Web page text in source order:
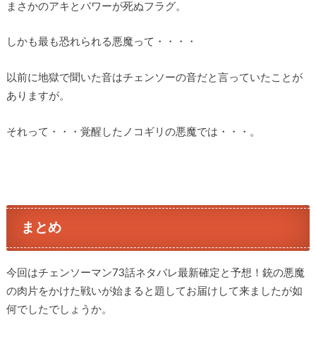
まさかのアキとパワーが死ぬフラグ。
しかも最も恐れられる悪魔って・・・・
以前に地獄で聞いた音はチェンソーの音だと言っていたことが
ありますが。
それって・・・覚醒したノコギリの悪魔では・・・。
まとめ
今回はチェンソーマン73話ネタバレ最新確定と予想！銃の悪魔
の肉片をかけた戦いが始まると題してお届けして来ましたが如
何でしたでしょうか。